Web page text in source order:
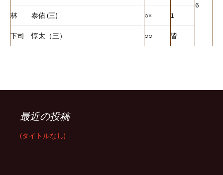
6
林 泰佑 (三) ○× 1
下司 惇太（三） ○○ 皆
最近の投稿
(タイトルなし)